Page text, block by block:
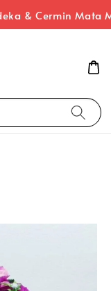
& Cermin Mata